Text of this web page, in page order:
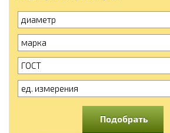
диаметр
марка
ГОСТ
ед. измерения
Подобрать